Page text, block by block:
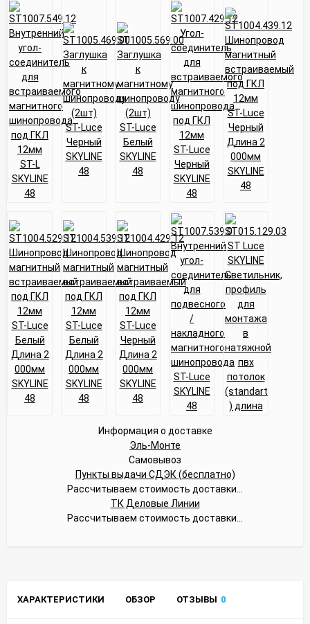
Информация о доставке
Эль-Монте
Самовывоз
Пункты выдачи СДЭК (бесплатно)
Рассчитываем стоимость доставки...
ТК Деловые Линии
Рассчитываем стоимость доставки...
ХАРАКТЕРИСТИКИ ОБЗОР ОТЗЫВЫ 0